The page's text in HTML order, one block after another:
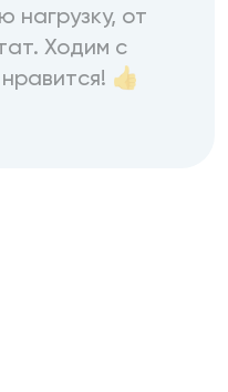
нагрузку, от
Ходим с
👍